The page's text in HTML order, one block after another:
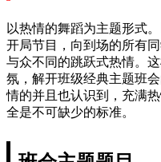
以热情的舞蹈为主题形式
开局节目，向到场的所有
与众不同的跳跃式热情。
氛，解开班级经典主题班
情的并且也认识到，充满
全是不可缺少的标准。